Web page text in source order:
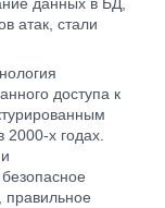
атак, стали
доступа к
х годах.